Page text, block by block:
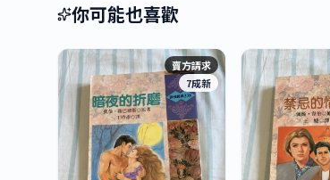
你可能也喜歡
賣方請求
7成新